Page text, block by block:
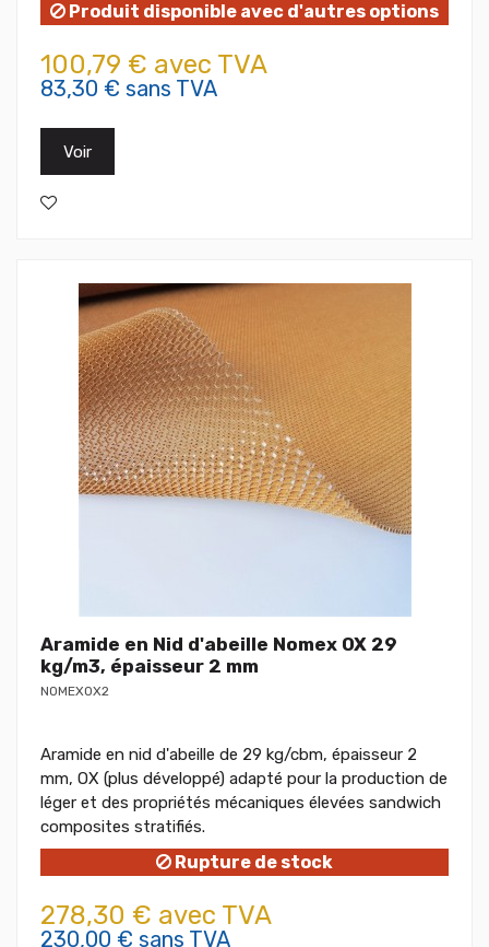
Produit disponible avec d'autres options
100,79 € avec TVA
83,30 € sans TVA
Voir
Aramide en Nid d'abeille Nomex OX 29
kg/m3, épaisseur 2 mm
NOMEXOX2
Aramide en nid d'abeille de 29 kg/cbm, épaisseur 2
mm, OX (plus développé) adapté pour la production de
léger et des propriétés mécaniques élevées sandwich
composites stratifiés.
Rupture de stock
278,30 € avec TVA
230,00 € sans TVA